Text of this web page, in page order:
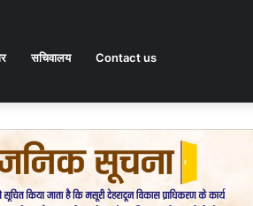
सचिवालय Contact us